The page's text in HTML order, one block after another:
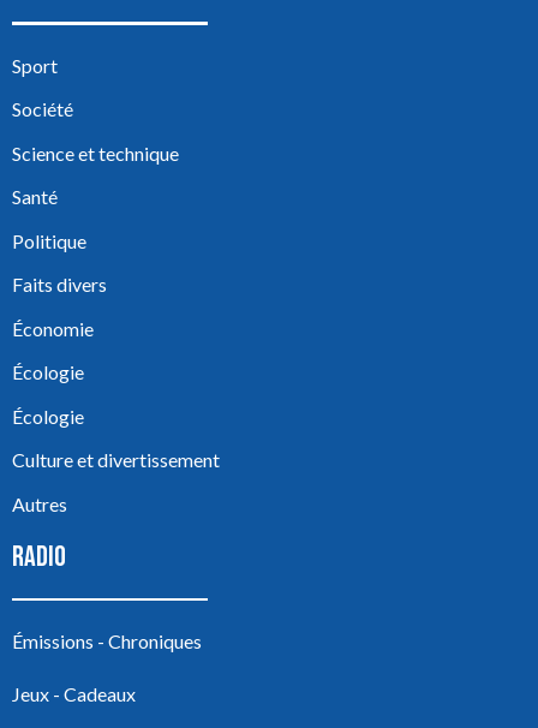
Sport
Société
Science et technique
Santé
Politique
Faits divers
Économie
Écologie
Écologie
Culture et divertissement
Autres
RADIO
Émissions - Chroniques
Jeux - Cadeaux